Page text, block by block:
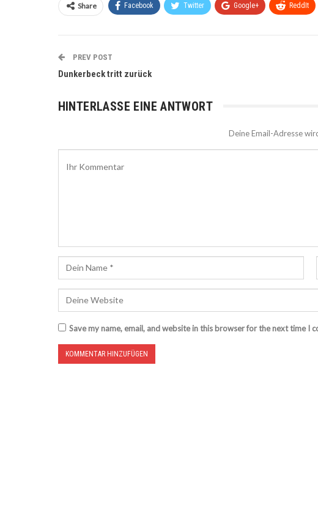
Share Facebook Twitter Google+ ReddIt
PREV POST
Dunkerbeck tritt zurück
HINTERLASSE EINE ANTWORT
Deine Email-Adresse
Save my name, email, and website in this browser for the next time I